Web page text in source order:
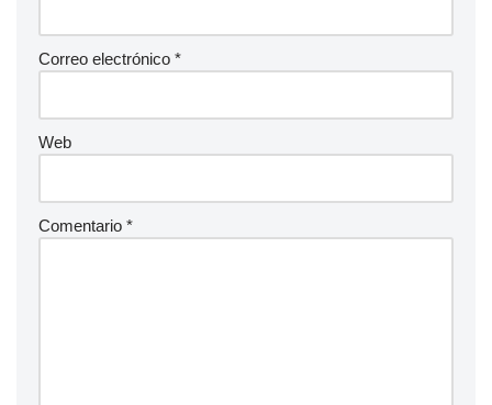
Correo electrónico *
Web
Comentario *